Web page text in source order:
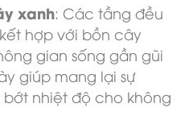
xanh: Các tầng đều
hợp với bồn cây
gian sống gần gũi
giúp mang lại sự
nhiệt độ cho không